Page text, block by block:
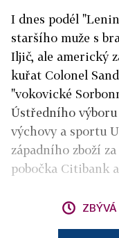
I dnes podél
staršího muže s
Iljič, ale americký
kuřat Colonel
"vokovické
Ústředního výboru
výchovy a sportu
západního zboží
pobočka Citibank